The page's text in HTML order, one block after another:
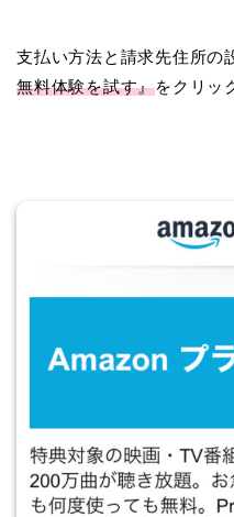
支払い方法と請求先住所の
無料体験を試す』をクリッ